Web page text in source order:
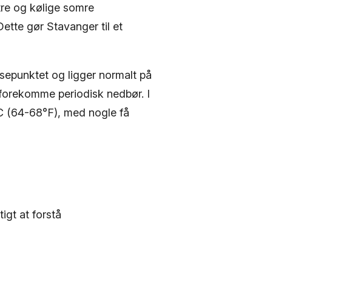
og kølige somre
gør Stavanger til et
og ligger normalt på
periodisk nedbør. I
(64-68°F), med nogle få
at forstå